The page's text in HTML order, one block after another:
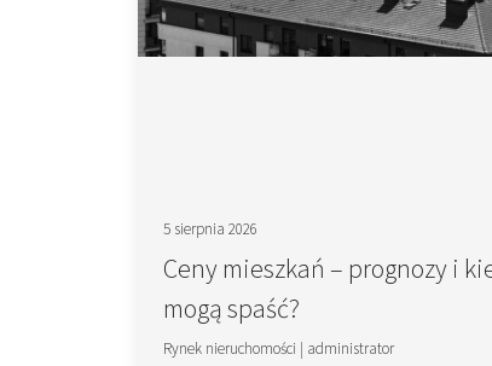
5 sierpnia 2026
Ceny mieszkań – prognozy i
mogą spaść?
Rynek nieruchomości | administrator